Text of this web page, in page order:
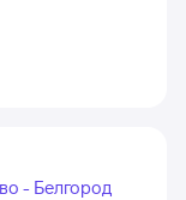
- Белгород